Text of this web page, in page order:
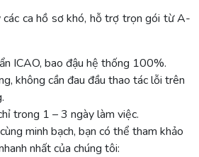
các ca hồ sơ khó, hỗ trợ trọn gói từ A-
ICAO, bao đậu hệ thống 100%.
không cần đau đầu thao tác lỗi trên
trong 1 – 3 ngày làm việc.
minh bạch, bạn có thể tham khảo
nhất của chúng tôi: